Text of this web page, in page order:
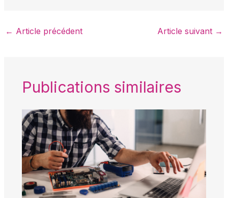
← Article précédent Article suivant →
Publications similaires